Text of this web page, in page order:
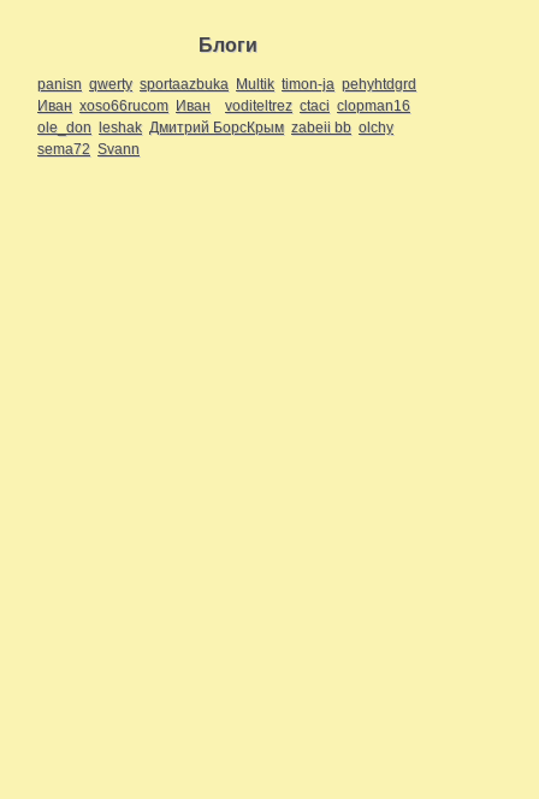
Блоги
panisn qwerty sportaazbuka Multik timon-ja pehyhtdgrd
Иван xoso66rucom Иван voditeltrez ctaci clopman16
ole_don leshak Дмитрий БорсКрым zabeii bb olchy
sema72 Svann